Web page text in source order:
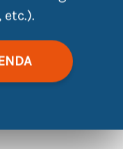
LA FRESQUE DU